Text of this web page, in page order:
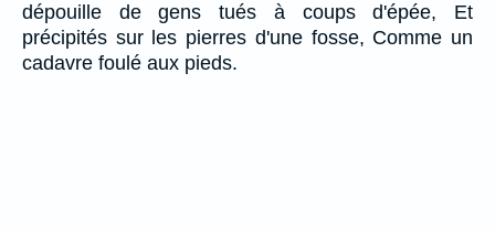
dépouille de gens tués à coups d'épée, Et
précipités sur les pierres d'une fosse, Comme un
cadavre foulé aux pieds.